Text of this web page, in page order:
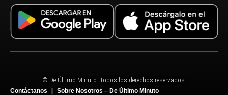
© De Último Minuto. Todos los derechos reservados.
Contáctanos
Sobre Nosotros – De Último Minuto